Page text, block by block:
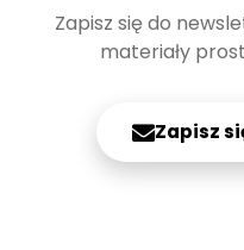
Zapisz się do
materiały
Zapisz